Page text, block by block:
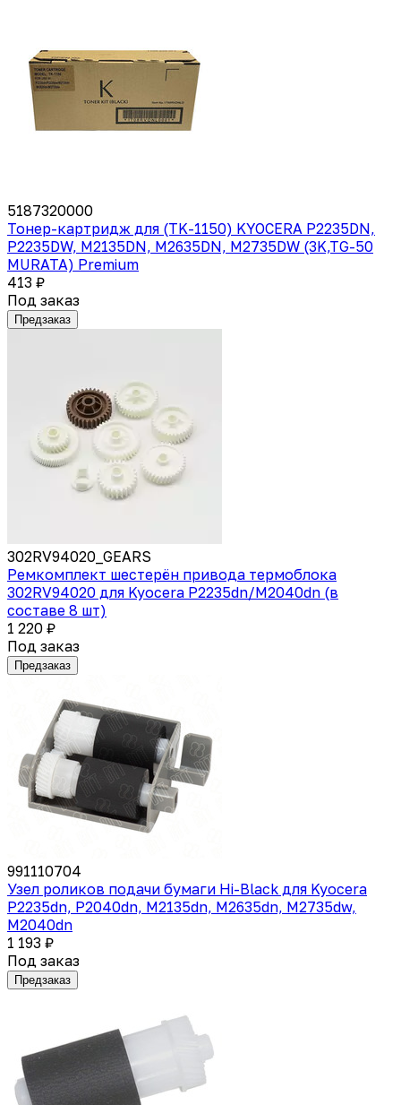
5187320000
Тонер-картридж для (TK-1150) KYOCERA P2235DN,
P2235DW, M2135DN, M2635DN, M2735DW (3K,TG-50
MURATA) Premium
413 ₽
Под заказ
Предзаказ
302RV94020_GEARS
Ремкомплект шестерён привода термоблока
302RV94020 для Kyocera P2235dn/M2040dn (в
составе 8 шт)
1 220 ₽
Под заказ
Предзаказ
991110704
Узел роликов подачи бумаги Hi-Black для Kyocera
P2235dn, P2040dn, M2135dn, M2635dn, M2735dw,
M2040dn
1 193 ₽
Под заказ
Предзаказ